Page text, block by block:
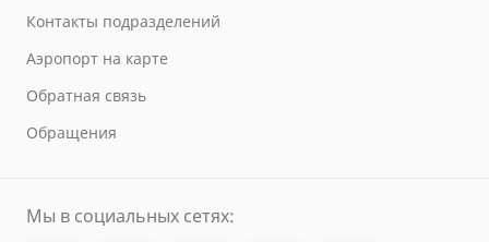
Контакты подразделений
Аэропорт на карте
Обратная связь
Обращения
Мы в социальных сетях: